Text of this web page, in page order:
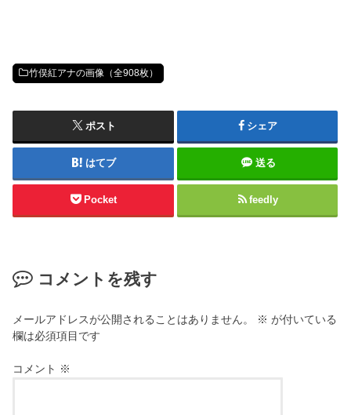
竹俣紅アナの画像（全908枚）
ポスト シェア
はてブ 送る
Pocket feedly
コメントを残す
メールアドレスが公開されることはありません。 ※ が付いている
欄は必須項目です
コメント ※